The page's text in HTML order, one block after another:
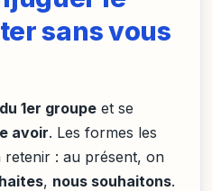
sans vous
1er groupe et se
avoir. Les formes les
retenir : au présent, on
, nous souhaitons.